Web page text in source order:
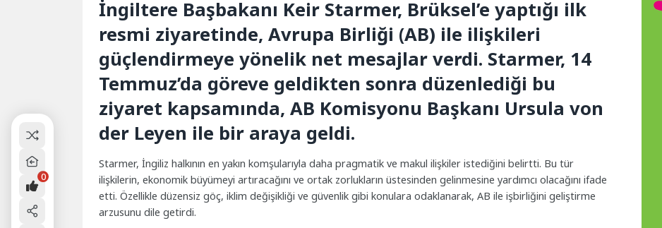
İngiltere Başbakanı Keir Starmer, Brüksel’e yaptığı ilk
resmi ziyaretinde, Avrupa Birliği (AB) ile ilişkileri
güçlendirmeye yönelik net mesajlar verdi. Starmer, 14
Temmuz’da göreve geldikten sonra düzenlediği bu
ziyaret kapsamında, AB Komisyonu Başkanı Ursula von
der Leyen ile bir araya geldi.
Starmer, İngiliz halkının en yakın komşularıyla daha pragmatik ve makul ilişkiler istediğini belirtti. Bu tür
ilişkilerin, ekonomik büyümeyi artıracağını ve ortak zorlukların üstesinden gelinmesine yardımcı olacağını ifade
etti. Özellikle düzensiz göç, iklim değişikliği ve güvenlik gibi konulara odaklanarak, AB ile işbirliğini geliştirme
arzusunu dile getirdi.
0